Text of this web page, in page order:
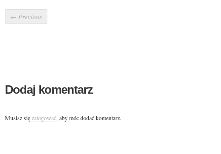
← Previous
Dodaj komentarz
Musisz sięzalogować, aby móc dodać komentarz.